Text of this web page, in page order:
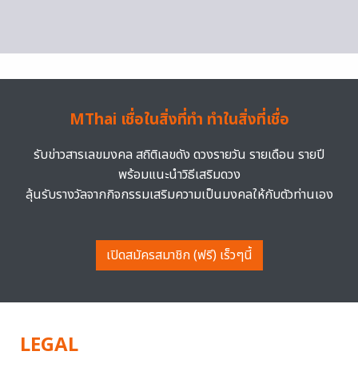
MThai เชื่อในสิ่งที่ทำ ทำในสิ่งที่เชื่อ
รับข่าวสารเลขมงคล สถิติเลขดัง ดวงรายวัน รายเดือน รายปี
พร้อมแนะนำวิธีเสริมดวง
ลุ้นรับรางวัลจากกิจกรรมเสริมความเป็นมงคลให้กับตัวท่านเอง
เปิดสมัครสมาชิก (ฟรี) เร็วๆนี้
LEGAL